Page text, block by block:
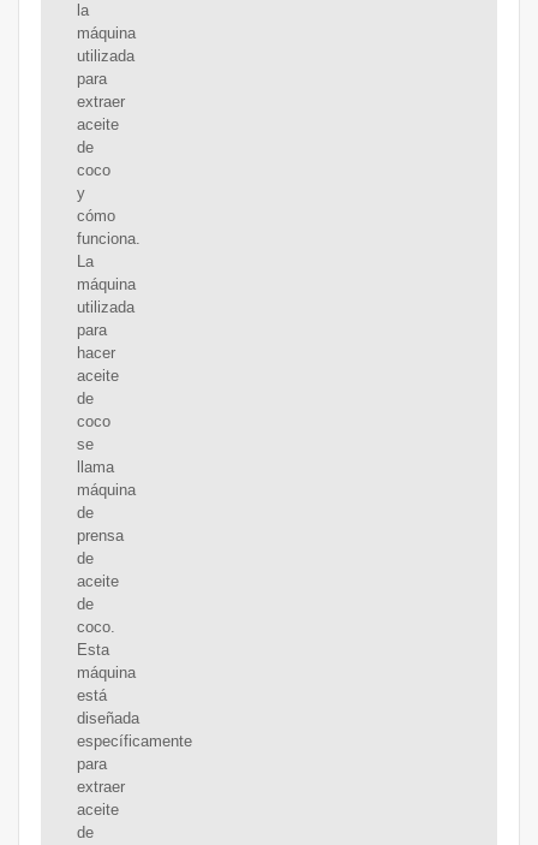
la
máquina
utilizada
para
extraer
aceite
de
coco
y
cómo
funciona.
La
máquina
utilizada
para
hacer
aceite
de
coco
se
llama
máquina
de
prensa
de
aceite
de
coco.
Esta
máquina
está
diseñada
específicamente
para
extraer
aceite
de